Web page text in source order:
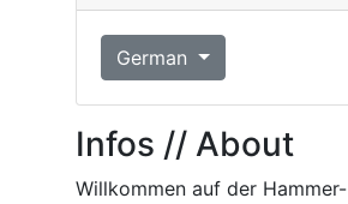
German
Infos // About
Willkommen auf der Hammer-